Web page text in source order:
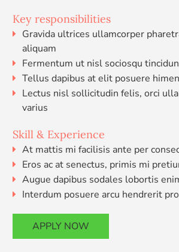
Key responsibilities
Gravida ultrices ullamcorper
aliquam
Fermentum ut nisl sociosqu
Tellus dapibus at elit posuere
Lectus nisl sollicitudin felis, orci
varius
Skill & Experience
At mattis mi facilisis ante per
Eros ac at senectus, primis mi
Augue dapibus sodales lobortis
Interdum posuere arcu hendrerit
APPLY NOW